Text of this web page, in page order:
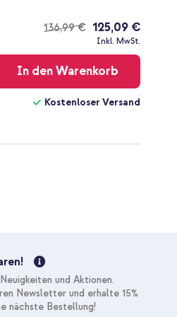
136,99 €
Kostenloser
125,09 €
Inkl. MwSt.
In den Warenkorb
Kostenloser Versand
- Schwarz + USB-C zu
und Aktionen.
Newsletter und erhalte 15%
nächste Bestellung!